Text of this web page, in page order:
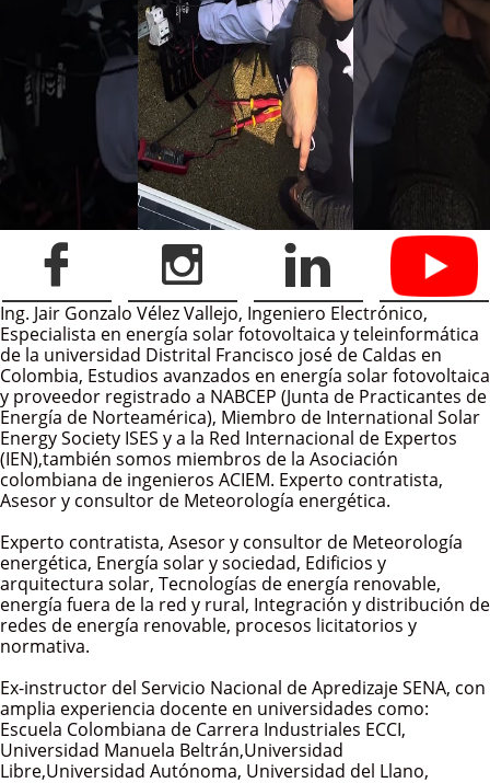
  
Ing. Jair Gonzalo Vélez Vallejo, Ingeniero Electrónico,
Especialista en energía solar fotovoltaica y teleinformática
de la universidad Distrital Francisco josé de Caldas en
Colombia, Estudios avanzados en energía solar fotovoltaica
y proveedor registrado a NABCEP (Junta de Practicantes de
Energía de Norteamérica), Miembro de International Solar
Energy Society ISES y a la Red Internacional de Expertos
(IEN),también somos miembros de la Asociación
colombiana de ingenieros ACIEM. Experto contratista,
Asesor y consultor de Meteorología energética.
Experto contratista, Asesor y consultor de Meteorología
energética, Energía solar y sociedad, Edificios y
arquitectura solar, Tecnologías de energía renovable,
energía fuera de la red y rural, Integración y distribución de
redes de energía renovable, procesos licitatorios y
normativa.
Ex-instructor del Servicio Nacional de Apredizaje SENA, con
amplia experiencia docente en universidades como:
Escuela Colombiana de Carrera Industriales ECCI,
Universidad Manuela Beltrán,Universidad
Libre,Universidad Autónoma, Universidad del Llano,